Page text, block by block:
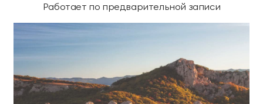
Работает по предварительной записи